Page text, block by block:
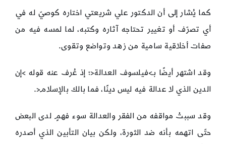
كما يُشار إلى أن الدكتور علي شريعتي اختاره كوصيّ له في
أي تصرّف أو تغيير تحتاجه آثاره وكتبه، لما لمسه فيه من
صفات أخلاقية سامية من زهد وتواضع وتقوى.
وقد اشتهر أيضًا بـ>فيلسوف العدالة<؛ إذ عُرف عنه قوله >إن
الدين الذي لا عدالة فيه ليس دينًا، فما بالك بالإسلام<.
وقد سببتْ مواقفه من الفقر والعدالة سوء فهمٍ لدى البعض
حتّى اتهمه بأنه ضد الثورة، ولكن بيان التأبين الذي أصدره